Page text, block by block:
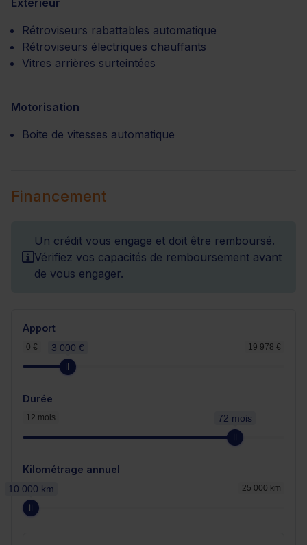
Extérieur
Rétroviseurs rabattables automatique
Rétroviseurs électriques chauffants
Vitres arrières surteintées
Motorisation
Boite de vitesses automatique
Financement
Un crédit vous engage et doit être remboursé.
Vérifiez vos capacités de remboursement avant
de vous engager.
Apport
0 € 19 978 €
3 000 €
Durée
12 mois 72 mois
Kilométrage annuel
25 000 km
10 000 km